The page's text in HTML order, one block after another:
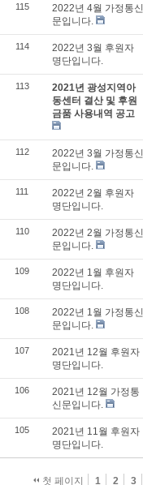
115
2022년 4월 가정통신
문입니다.
114
2022년 3월 후원자
명단입니다.
113
2021년 광성지역아
동센터 결산 및 후원
금품 사용내역 공고
112
2022년 3월 가정통신
문입니다.
111
2022년 2월 후원자
명단입니다.
110
2022년 2월 가정통신
문입니다.
109
2022년 1월 후원자
명단입니다.
108
2022년 1월 가정통신
문입니다.
107
2021년 12월 후원자
명단입니다.
106
2021년 12월 가정통
신문입니다.
105
2021년 11월 후원자
명단입니다.
첫 페이지 1 2 3